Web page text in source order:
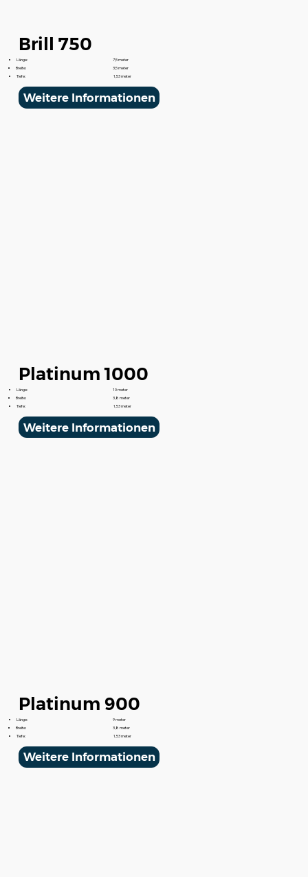
Brill 750
Länge:
7,5 meter
Breite:
3,5 meter
Tiefe:
1,53 meter
Weitere Informationen
Platinum 1000
Länge:
10 meter
Breite:
3,8 meter
Tiefe:
1,53 meter
Weitere Informationen
Platinum 900
Länge:
9 meter
Breite:
3,8 meter
Tiefe:
1,53 meter
Weitere Informationen